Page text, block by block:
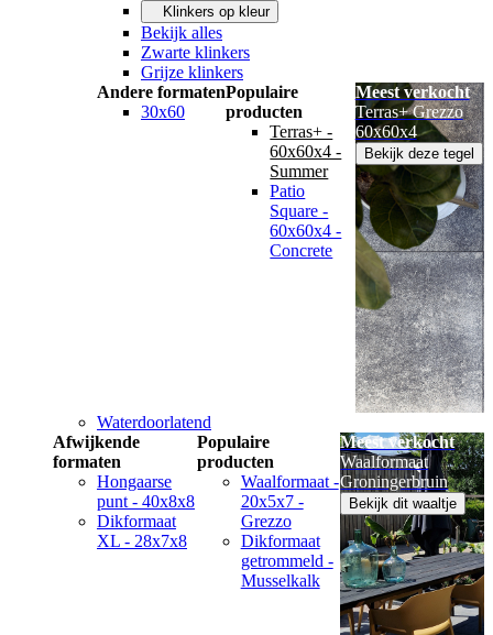
Klinkers op kleur
Bekijk alles
Zwarte klinkers
Grijze klinkers
Andere formaten
30x60
Populaire
producten
Terras+ -
60x60x4 -
Summer
Patio
Square -
60x60x4 -
Concrete
Meest verkocht
Terras+ Grezzo
60x60x4
Bekijk deze tegel
Waterdoorlatend
Afwijkende
formaten
Hongaarse
punt - 40x8x8
Dikformaat
XL - 28x7x8
Populaire
producten
Waalformaat -
20x5x7 -
Grezzo
Dikformaat
getrommeld -
Musselkalk
Meest verkocht
Waalformaat
Groningerbruin
Bekijk dit waaltje